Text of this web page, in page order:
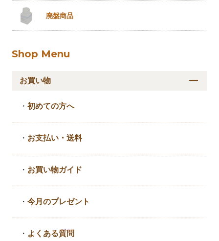
廃盤商品
Shop Menu
お買い物
・初めての方へ
・ お支払い・送料
・ お買い物ガイド
・今月のプレゼント
・ よくある質問